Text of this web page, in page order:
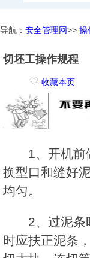
导航： 安全管理网>> 操
切坯工操作规程
♡ 收藏本页
1、开机前
换型口和缝好
均匀。
2、过泥条
时应扶正泥条